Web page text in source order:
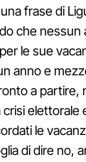
frase di
che nessun
le sue
anno e
a partire,
elettorale
le
di dire no,